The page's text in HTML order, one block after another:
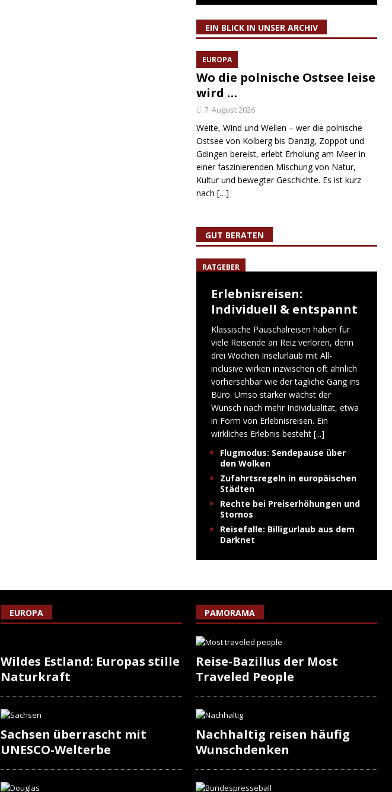
EIN BLICK IN UNSER ARCHIV
EUROPA
Wo die polnische Ostsee leise
wird …
7. August 2026
Weite, Wind und Wellen – wer die polnische
Ostsee von Kolberg bis Danzig, Zoppot und
Gdingen bereist, erlebt Erholung am Meer in
einer faszinierenden Mischung von Natur,
Kultur und bewegter Geschichte. Es ist kurz
nach […]
GUT BERATEN
RATGEBER
Erlebnisreisen:
Individuell & entspannt
Klassische Pauschalreisen haben für
viele Reisende an Reiz verloren, denn
drei Wochen Inselurlaub mit All-
inclusive wirken inzwischen oft ähnlich
vorhersehbar wie der tägliche Gang ins
Büro. Umso stärker wächst der
Wunsch nach mehr Individualität, etwa
in Form von Erlebnisreisen. Ein
wirkliches Erlebnis besteht [...]
Flugmodus: Sendepause über
den Wolken
Zufahrtsregeln in europäischen
Städten
Rechte bei Preiserhöhungen und
Stornos
Reisefalle: Billigurlaub aus dem
Darknet
EUROPA
Wildes Estland: Europas stille
Naturkraft
Sachsen überrascht mit
UNESCO-Welterbe
PAMORAMA
Reise-Bazillus der Most
Traveled People
Nachhaltig reisen häufig
Wunschdenken